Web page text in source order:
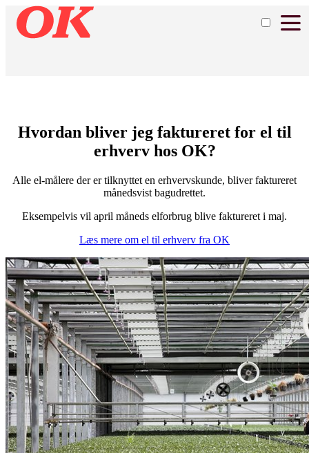
Hvordan bliver jeg faktureret for el til
erhverv hos OK?
Alle el-målere der er tilknyttet en erhvervskunde, bliver faktureret
månedsvist bagudrettet.
Eksempelvis vil april måneds elforbrug blive faktureret i maj.
Læs mere om el til erhverv fra OK